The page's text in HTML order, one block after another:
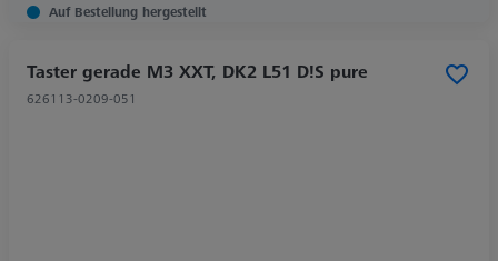
Auf Bestellung hergestellt
Taster gerade M3 XXT, DK2 L51 D!S pure
626113-0209-051